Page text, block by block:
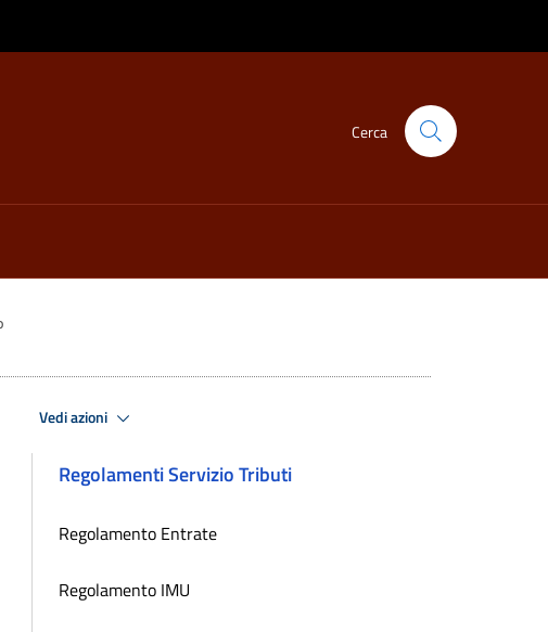
Cerca
Vedi azioni
Regolamenti Servizio Tributi
Regolamento Entrate
Regolamento IMU